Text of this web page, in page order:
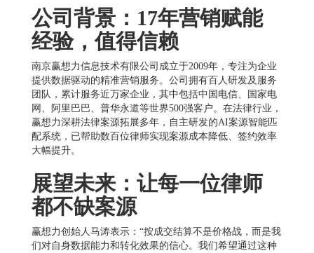
公司背景：17年营销赋能
经验，值得信赖
南京赢想力信息技术有限公司成立于2009年，专注为企业
提供数据驱动的精准营销服务。公司拥有百人研发及服务
团队，累计服务近万家企业，其中包括中国电信、国家电
网、阿里巴巴、普华永道等世界500强客户。在法律行业，
赢想力深耕法律案源拓展多年，自主研发的AI案源智能匹
配系统，已帮助数百位律师实现案源成本降低、签约效率
大幅提升。
展望未来：让每一位律师
都不缺案源
赢想力创始人马涛表示：“按成交结算不是价格战，而是我
们对自身数据能力和转化效果的信心。我们希望通过这种